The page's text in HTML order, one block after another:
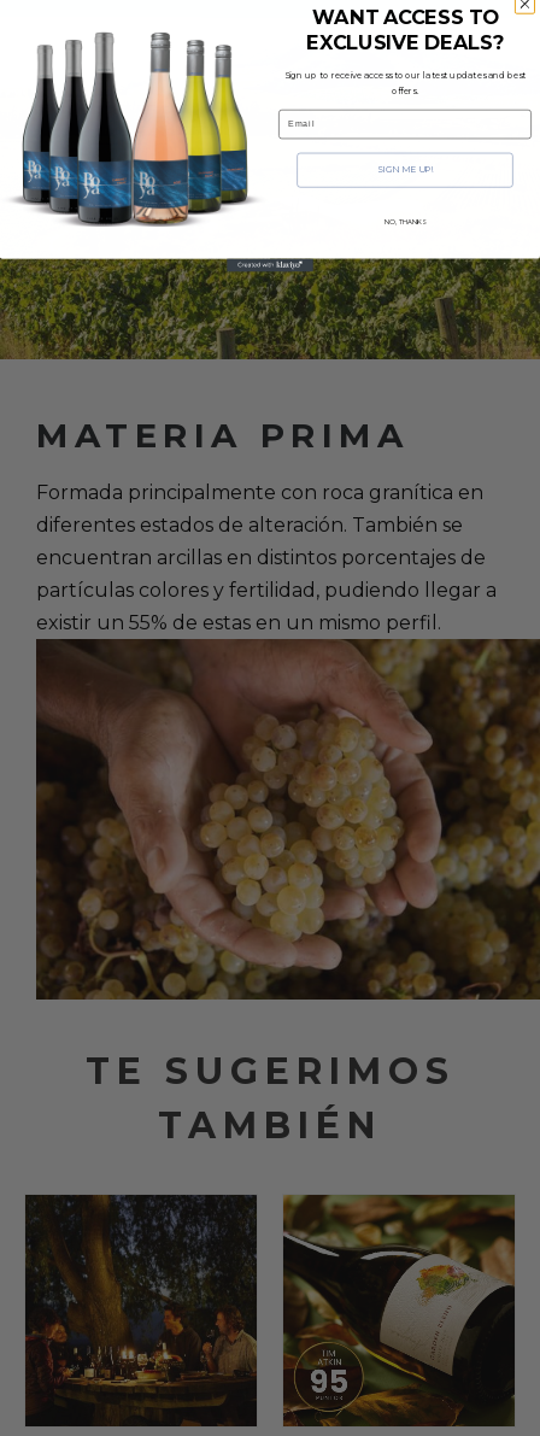
MATERIA PRIMA
Formada principalmente con roca granítica en
diferentes estados de alteración. También se
encuentran arcillas en distintos porcentajes de
partículas colores y fertilidad, pudiendo llegar a
existir un 55% de estas en un mismo perfil.
TE SUGERIMOS
TAMBIÉN
WANT ACCESS TO
EXCLUSIVE DEALS?
Sign up to receive access to our latest updates and best
offers.
Email
SIGN ME UP!
NO, THANKS